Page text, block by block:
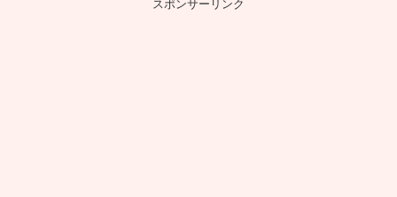
スポンサーリンク